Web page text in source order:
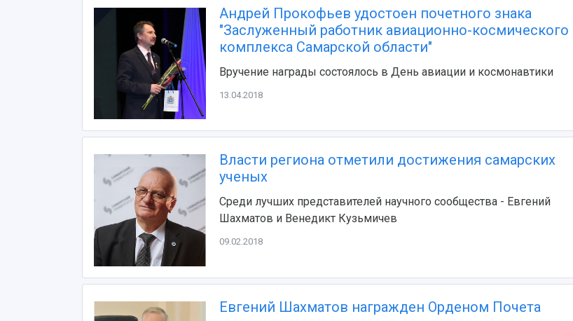
Андрей Прокофьев удостоен почетного знака
"Заслуженный работник авиационно-космического
комплекса Самарской области"
Вручение награды состоялось в День авиации и космонавтики
13.04.2018
Власти региона отметили достижения самарских
ученых
Среди лучших представителей научного сообщества - Евгений
Шахматов и Венедикт Кузьмичев
09.02.2018
Евгений Шахматов награжден Орденом Почета